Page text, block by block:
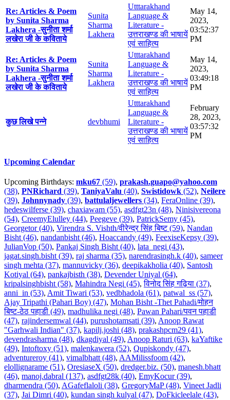
Re: Articles & Poem
by Sunita Sharma
Lakhera -सुनीता शर्मा
लखेरा जी के कविताये
Sunita
Sharma
Lakhera
Utttarakhand
Language &
Literature -
उत्तराखण्ड की भाषायें
एवं साहित्य
May 14,
2023,
03:52:37
PM
Re: Articles & Poem
by Sunita Sharma
Lakhera -सुनीता शर्मा
लखेरा जी के कविताये
Sunita
Sharma
Lakhera
Utttarakhand
Language &
Literature -
उत्तराखण्ड की भाषायें
एवं साहित्य
May 14,
2023,
03:49:18
PM
कुछ लिखे पन्ने devbhumi
Utttarakhand
Language &
Literature -
उत्तराखण्ड की भाषायें
एवं साहित्य
February
28, 2023,
03:57:32
PM
Upcoming Calendar
Upcoming Birthdays: mku67 (59), prakash.guapo@yahoo.com
(38), PNRichard (39), TaniyaValu (40), Swistidowk (52), Neilere
(39), Johnnynady (39), battulaljewellers (34), FeraOnline (39),
hedeswilferse (39), chaxiawam (55), asdfgt23n (48), Ninisivereona
(54), CreemyElulley (44), Peegeve (39), PatrickSemy (45),
Georgetor (40), Virendra S. Vishth/वीरेन्द्र सिंह बिष्ट (59), Nandan
Bisht (46), nandanbisht (46), Hoaccandy (49), FeexiseKepsy (39),
JulianVop (50), Pankaj Singh Bisht (40), lata_negi (43),
jagat.singh.bisht (39), raj sharma (35), narendrasingh.k (40), sameer
singh mehta (37), mannuvicky (36), deepikakholia (40), Santosh
Kotiyal (64), pankajbisth (38), Devender Uniyal (64),
kripalsinghbisht (58), Mahindra Negi (45),विनोद सिंह गढ़िया (37),
anni_in (53), Amit Tiwari (53), vedbhadola (61), patwal_ss (57),
Ajay Tripathi (Pahari Boy) (47), Mohan Bisht -Thet Pahadi/मोहन
बिष्ट-ठेठ पहाडी (49), madhulika negi (48), Pawan Pahari/पवन पहाडी
(47), rajindersemwal (44), purushotamsati (39), Anoop Rawat
"Garhwali Indian" (37), kapilj.joshi (48), prakashpcm29 (41),
devendrasharma (48), dkagdiyal (49), Anoop Raturi (63), kaYaftike
(49), Intoftoxy (51), malenkawera (52), Qupiskondy (47),
adventureroy (41), vimalbhatt (48), AAMilissfoom (42),
elollignarame (51), OresiaseX (50), dredger.biz. (50), manesh.bhatt
(46), manoj.dabral (137), asdfgt28k (40), EmyKocur (39),
dharmendra (50), AGafeflaloli (38), GregoryMaP (48), Vineet Jadli
(37), Jai Dimri (40), kundan singh kulyal (47), DoFkicleelale (43),